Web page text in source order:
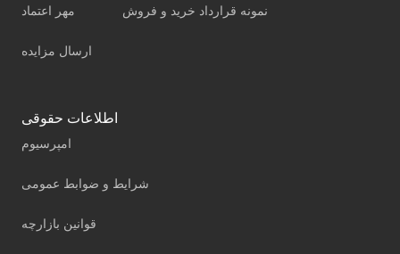
مهر اعتماد
ارسال مزایده
نمونه قرارداد خرید و فروش
اطلاعات حقوقی
امپرسیوم
شرایط و ضوابط عمومی
قوانین بازارچه